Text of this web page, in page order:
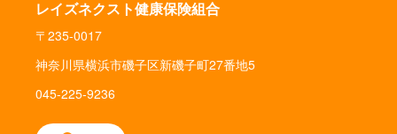
レイズネクスト健康保険組合
〒235-0017
神奈川県横浜市磯子区新磯子町27番地5
045-225-9236